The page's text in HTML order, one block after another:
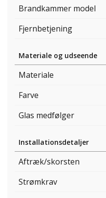
Brandkammer model
Fjernbetjening
Materiale og udseende
Materiale
Farve
Glas medfølger
Installationsdetaljer
Aftræk/skorsten
Strømkrav